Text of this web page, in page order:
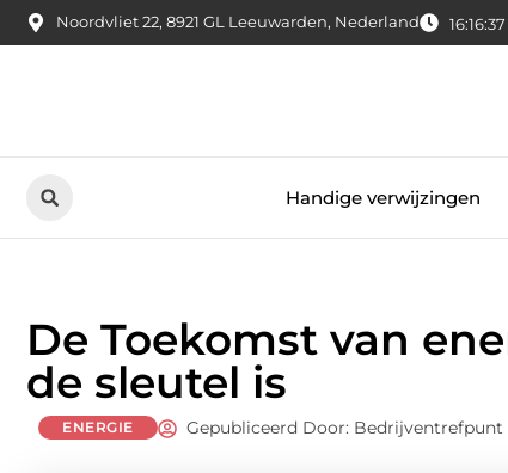
Noordvliet 22, 8921 GL Leeuwarden, Nederland 16:16:38
Handige verwijzingen
De Toekomst van
de sleutel is
ENERGIE Gepubliceerd Door: Bedrijventrefpunt